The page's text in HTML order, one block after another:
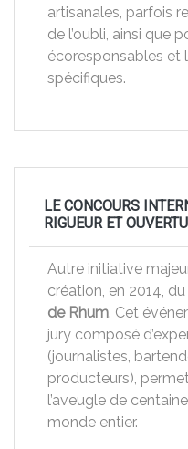
artisanales, parfois
de l’oubli, ainsi que
écoresponsables et
spécifiques.
LE CONCOURS
RIGUEUR ET
Autre initiative
création, en 2014, du
de Rhum. Cet
jury composé
(journalistes,
producteurs),
l’aveugle de
monde entier.